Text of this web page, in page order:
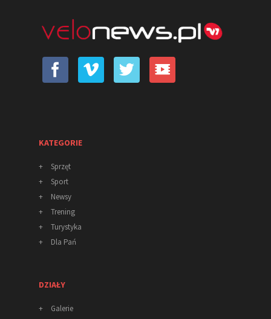
KATEGORIE
+
Sprzęt
+
Sport
+
Newsy
+
Trening
+
Turystyka
+
Dla Pań
DZIAŁY
+
Galerie